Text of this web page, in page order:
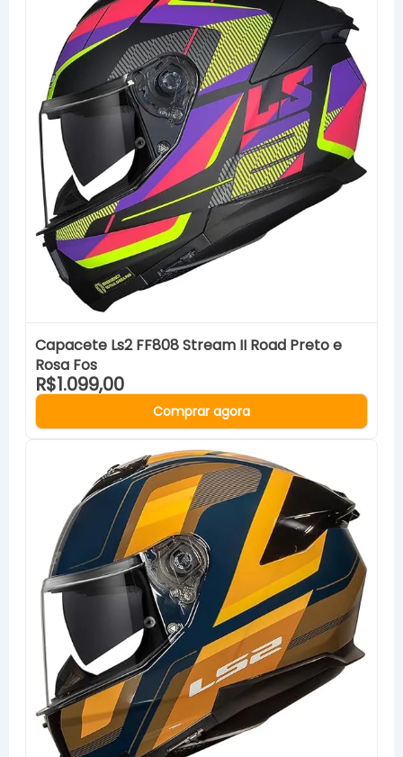
Capacete Ls2 FF808 Stream II Road Preto e
Rosa Fos
R$1.099,00
Comprar agora